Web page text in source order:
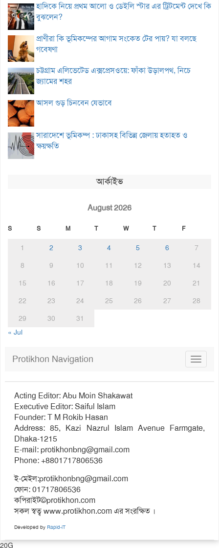
হাদিকে নিয়ে প্রথম আলো ও ডেইলি স্টার এর ট্রিটমেন্ট দেখে কি
বুঝলেন?
প্রাণীরা কি ভূমিকম্পের আগাম সংকেত টের পায়? যা বলছে
গবেষণা
চট্টগ্রাম এলিভেটেড এক্সপ্রেসওয়ে: ফাঁকা উড়ালপথ, নিচে
জ্যামের শহর
আসল গুড় চিনবেন যেভাবে
সারাদেশে ভূমিকম্প : ঢাকাসহ বিভিন্ন জেলায় হতাহত ও
ক্ষয়ক্ষতি
আর্কাইভ
August 2026
S S M T W T F
1 2 3 4 5 6
7
8
9 10 11 12 13
14
15
16 17 18 19 20
21
22
23 24 25 26 27
28
29
30
31
« Jul
Toggle
Protikhon Navigation
Acting Editor: Abu Moin Shakawat
Executive Editor: Saiful Islam
Founder: T M Rokib Hasan
Address: 85, Kazi Nazrul Islam Avenue Farmgate,
Dhaka-1215
E-mail:protikhonbng@gmail.com
Phone: +8801717806536
ই-মেইল:protikhonbng@gmail.com
ফোন: 01717806536
কপিরাইট©protikhon.com
সকল স্বত্ব www.protikhon.com এর সংরক্ষিত ।
Developed by Rapid-iT
20G